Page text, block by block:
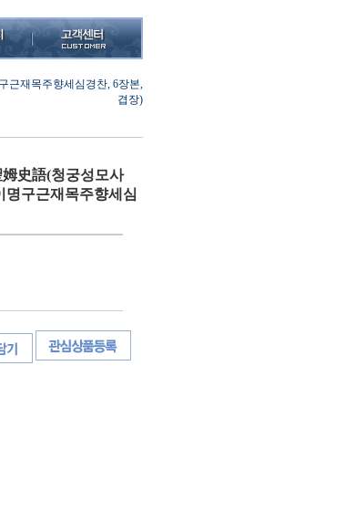
근재목주향세심경찬, 6장본,
겹장)
史語(청궁성모사
명구근재목주향세심